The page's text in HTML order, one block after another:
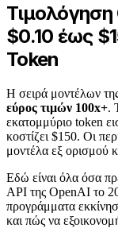
$0.10 έως
Token
Η σειρά μοντέλων
εύρος τιμών 100x+.
εκατομμύριο token
κοστίζει $150. Οι
μοντέλα εξ ορισμού
Εδώ είναι όλα όσα
API της OpenAI το
προγράμματα
και πώς να